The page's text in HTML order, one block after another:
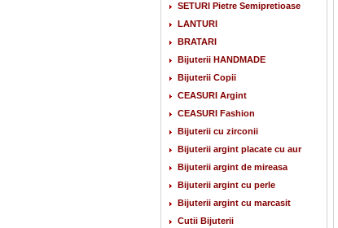
SETURI Pietre Semipretioase
LANTURI
BRATARI
Bijuterii HANDMADE
Bijuterii Copii
CEASURI Argint
CEASURI Fashion
Bijuterii cu zirconii
Bijuterii argint placate cu aur
Bijuterii argint de mireasa
Bijuterii argint cu perle
Bijuterii argint cu marcasit
Cutii Bijuterii